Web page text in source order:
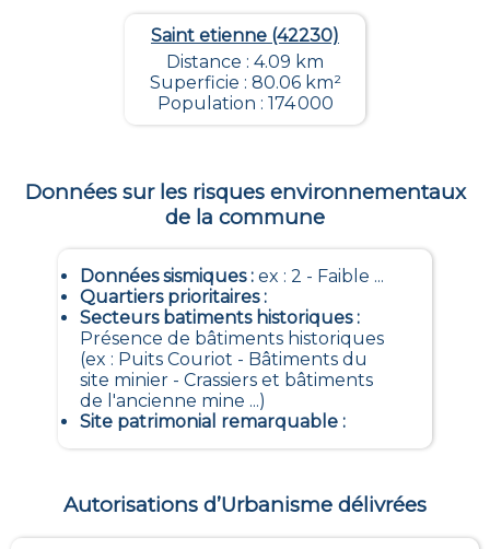
Saint etienne (42230)
Distance : 4.09 km
Superficie : 80.06 km²
Population : 174 000
Données sur les risques environnementaux
de la commune
Données sismiques: ex : 2 - Faible ...
Quartiers prioritaires:
Secteurs batiments historiques:
Présence de bâtiments historiques
(ex : Puits Couriot - Bâtiments du
site minier - Crassiers et bâtiments
de l'ancienne mine ...)
Site patrimonial remarquable:
Autorisations d’Urbanisme délivrées